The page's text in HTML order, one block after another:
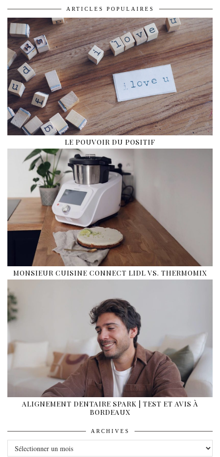
ARTICLES POPULAIRES
LE POUVOIR DU POSITIF
MONSIEUR CUISINE CONNECT LIDL VS. THERMOMIX
ALIGNEMENT DENTAIRE SPARK | TEST ET AVIS À
BORDEAUX
ARCHIVES
ARCHIVES